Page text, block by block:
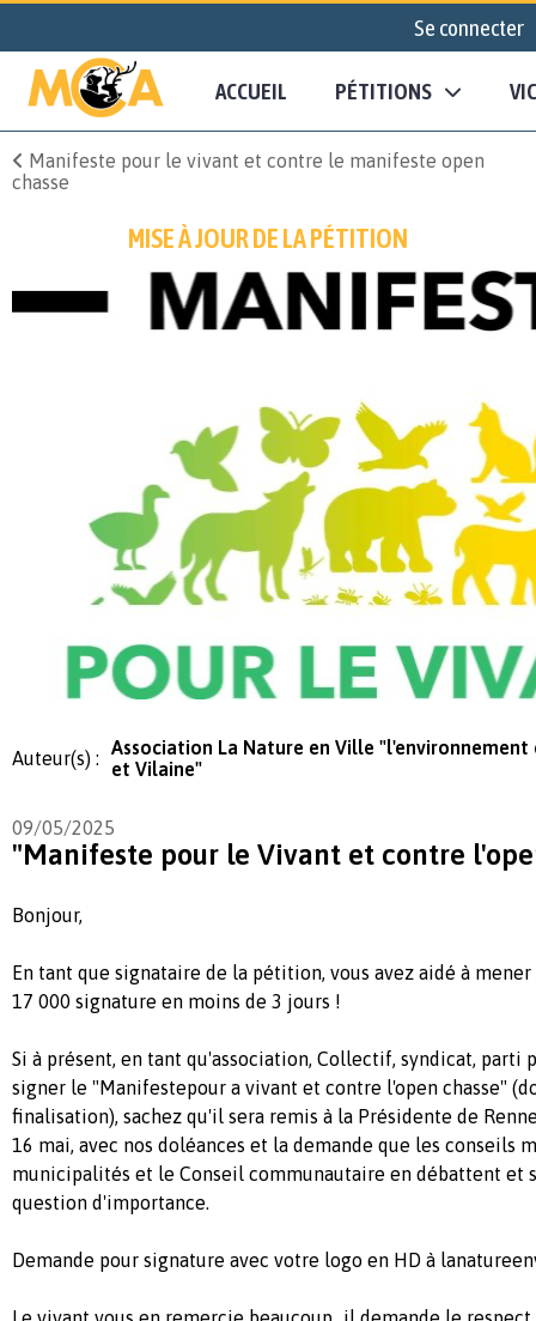
Se connecter
ACCUEIL PÉTITIONS
Manifeste pour le vivant et contre le manifeste open
chasse
MISE À JOUR DE LA PÉTITION
Auteur(s) :
Association La Nature en Ville "l'environnement
et Vilaine"
09/05/2025
"Manifeste pour le Vivant et contre
Bonjour,
En tant que signataire de la pétition, vous avez aidé à
17 000 signature en moins de 3 jours !
Si à présent, en tant qu'association, Collectif, syndicat,
signer le "Manifestepour a vivant et contre l'open chasse"
finalisation), sachez qu'il sera remis à la Présidente de
16 mai, avec nos doléances et la demande que les conseils
municipalités et le Conseil communautaire en débattent et
question d'importance.
Demande pour signature avec votre logo en HD à